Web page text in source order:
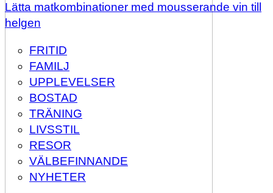
Lätta matkombinationer med mousserande vin till
helgen
FRITID
FAMILJ
UPPLEVELSER
BOSTAD
TRÄNING
LIVSSTIL
RESOR
VÄLBEFINNANDE
NYHETER